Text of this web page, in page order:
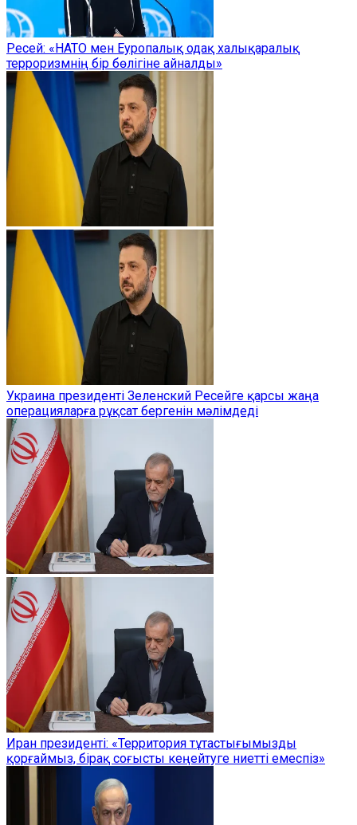
Ресей: «НАТО мен Еуропалық одақ халықаралық
терроризмнің бір бөлігіне айналды»
Украина президенті Зеленский Ресейге қарсы жаңа
операцияларға рұқсат бергенін мәлімдеді
Иран президенті: «Территория тұтастығымызды
қорғаймыз, бірақ соғысты кеңейтуге ниетті емеспіз»